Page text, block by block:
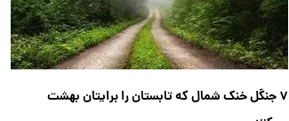
۷ جنگل خنک شمال که تابستان را برایتان بهشت